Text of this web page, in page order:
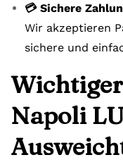
💳 Sichere
Wir akzeptieren
sichere und
Wichtiger
Napoli